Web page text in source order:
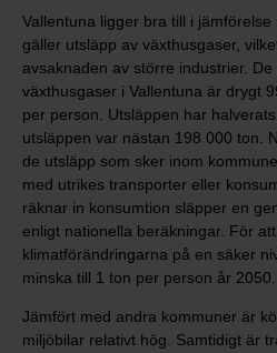
Vallentuna ligger bra till i
gäller utsläpp av växthusgaser,
avsaknaden av större industrier.
växthusgaser i Vallentuna är drygt
per person. Utsläppen har
utsläppen var nästan 198 000 ton.
de utsläpp som sker inom
med utrikes transporter eller
räknar in konsumtion släpper en
enligt nationella beräkningar. För
klimatförändringarna på en säker
minska till 1 ton per person år 2050.
Jämfört med andra kommuner är
miljöbilar relativt hög. Samtidigt är